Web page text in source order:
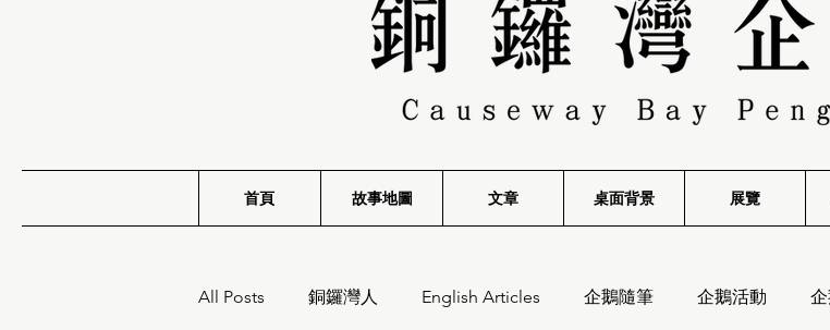
首頁 故事地圖 文章 桌面背景 展覽
All Posts 銅鑼灣人 English Articles 企鵝隨筆 企鵝活動